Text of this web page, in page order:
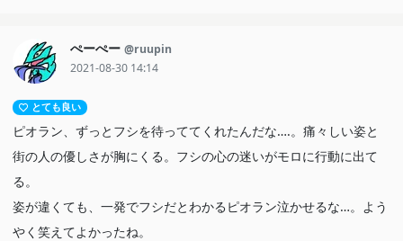
ぺーぺー @ruupin
2021-08-30 14:14
とても良い
ピオラン、ずっとフシを待っててくれたんだな….。痛々しい姿と
街の人の優しさが胸にくる。フシの心の迷いがモロに行動に出て
る。
姿が違くても、一発でフシだとわかるピオラン泣かせるな…。よう
やく笑えてよかったね。